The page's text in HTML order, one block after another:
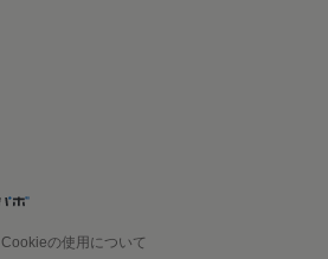
Cookieの使用について